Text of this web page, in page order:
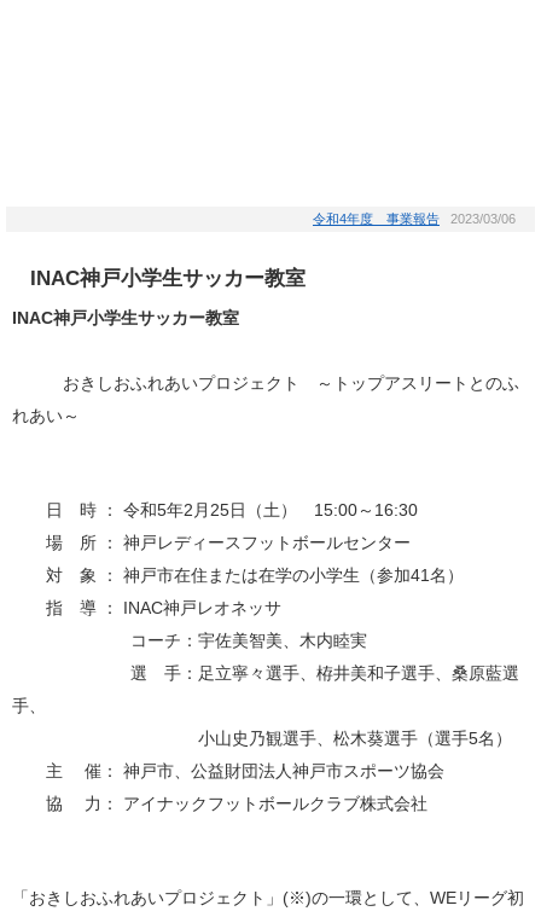
令和4年度 事業報告 2023/03/06
INAC神戸小学生サッカー教室
INAC神戸小学生サッカー教室
おきしおふれあいプロジェクト ～トップアスリートとのふ
れあい～
日 時 ： 令和5年2月25日（土） 15:00～16:30
場 所 ： 神戸レディースフットボールセンター
対 象 ： 神戸市在住または在学の小学生（参加41名）
指 導 ： INAC神戸レオネッサ
コーチ：宇佐美智美、木内睦実
選 手：足立寧々選手、栫井美和子選手、桑原藍選
手、
小山史乃観選手、松木葵選手（選手5名）
主 催： 神戸市、公益財団法人神戸市スポーツ協会
協 力： アイナックフットボールクラブ株式会社
「おきしおふれあいプロジェクト」(※)の一環として、WEリーグ初